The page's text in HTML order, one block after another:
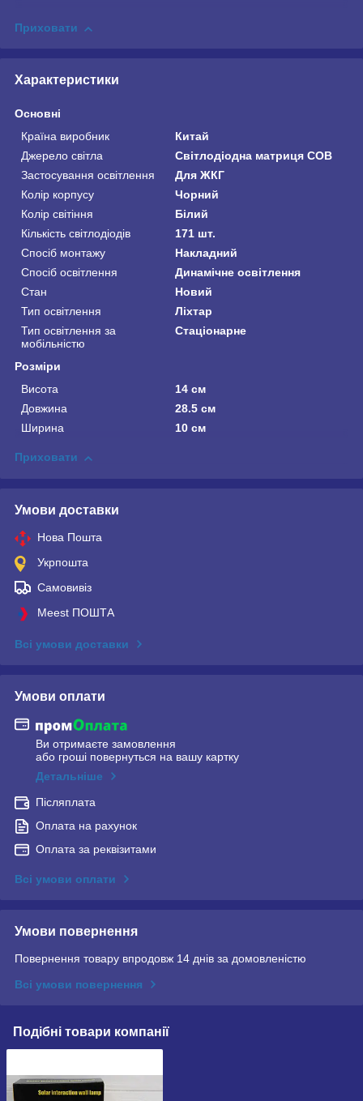
Приховати
Характеристики
Основні
Країна виробник
Китай
Джерело світла
Світлодіодна матриця COB
Застосування освітлення
Для ЖКГ
Колір корпусу
Чорний
Колір світіння
Білий
Кількість світлодіодів
171 шт.
Спосіб монтажу
Накладний
Спосіб освітлення
Динамічне освітлення
Стан
Новий
Тип освітлення
Ліхтар
Тип освітлення за
мобільністю
Стаціонарне
Розміри
Висота
14 см
Довжина
28.5 см
Ширина
10 см
Приховати
Умови доставки
Нова Пошта
Укрпошта
Самовивіз
Meest ПОШТА
Всі умови доставки
Умови оплати
Ви отримаєте замовлення
або гроші повернуться на вашу картку
Детальніше
Післяплата
Оплата на рахунок
Оплата за реквізитами
Всі умови оплати
Умови повернення
Повернення товару впродовж 14 днів за домовленістю
Всі умови повернення
Подібні товари компанії